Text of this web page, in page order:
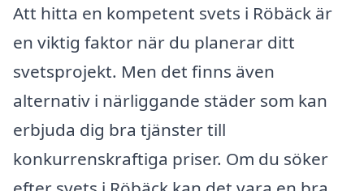
Att hitta en kompetent svets i Röbäck är
en viktig faktor när du planerar ditt
svetsprojekt. Men det finns även
alternativ i närliggande städer som kan
erbjuda dig bra tjänster till
konkurrenskraftiga priser. Om du söker